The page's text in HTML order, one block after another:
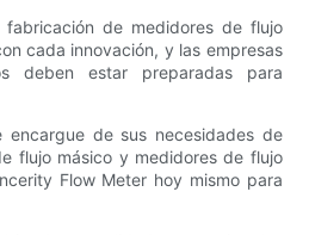
de medidores de flujo
cada innovación, y las empresas
deben estar preparadas para
encargue de sus necesidades de
flujo másico y medidores de flujo
Flow Meter hoy mismo para